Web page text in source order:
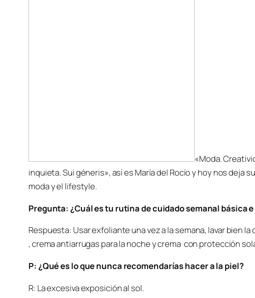
«Moda.
inquieta. Sui géneris», así es María del Rocío y hoy nos deja
moda y el lifestyle.
Pregunta: ¿Cuál es tu rutina de cuidado semanal básica
Respuesta: Usar exfoliante una vez a la semana, lavar bien
, crema antiarrugas para la noche y crema con protección
P: ¿Qué es lo que nunca recomendarías hacer a la piel?
R: La excesiva exposición al sol.